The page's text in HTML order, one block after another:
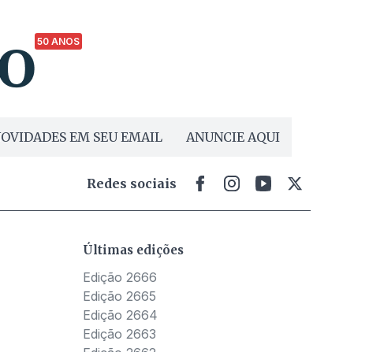
50 ANOS
EM SEU EMAIL ANUNCIE AQUI
Redes sociais
Últimas edições
Edição 2666
Edição 2665
Edição 2664
Edição 2663